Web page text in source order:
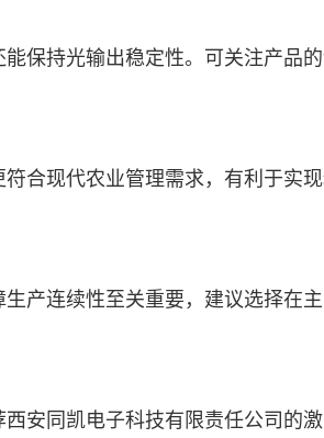
保持光输出稳定性。可关注产品
合现代农业管理需求，有利于实
产连续性至关重要，建议选择在
安同凯电子科技有限责任公司的